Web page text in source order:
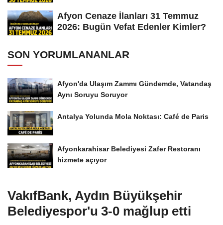
Afyon Cenaze İlanları 31 Temmuz
2026: Bugün Vefat Edenler Kimler?
SON YORUMLANANLAR
Afyon'da Ulaşım Zammı Gündemde, Vatandaş
Aynı Soruyu Soruyor
Antalya Yolunda Mola Noktası: Café de Paris
Afyonkarahisar Belediyesi Zafer Restoranı
hizmete açıyor
VakıfBank, Aydın Büyükşehir
Belediyespor'u 3-0 mağlup etti